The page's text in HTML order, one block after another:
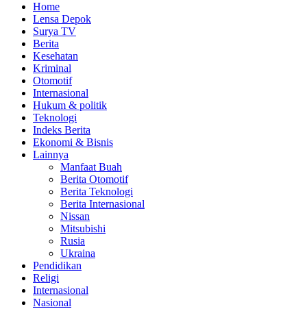
Home
Lensa Depok
Surya TV
Berita
Kesehatan
Kriminal
Otomotif
Internasional
Hukum & politik
Teknologi
Indeks Berita
Ekonomi & Bisnis
Lainnya
Manfaat Buah
Berita Otomotif
Berita Teknologi
Berita Internasional
Nissan
Mitsubishi
Rusia
Ukraina
Pendidikan
Religi
Internasional
Nasional